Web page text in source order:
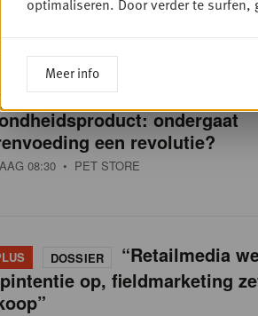
DOSSIER
ondergaat
een revolutie?
08:30 • PET STORE
DOSSIER
“Retailmedia
op, fieldmarketing
optimaliseren. Door verder te surfen,
Meer info